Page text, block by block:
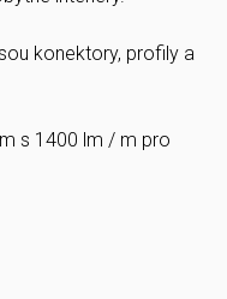
konektory, profily a
s 1400 lm / m pro